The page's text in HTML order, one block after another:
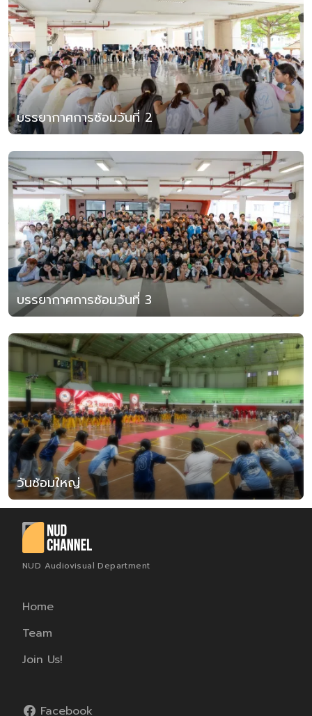
บรรยากาศการซ้อมวันที่ 2
บรรยากาศการซ้อมวันที่ 3
วันซ้อมใหญ่
NUD Audiovisual Department
Home
Team
Join Us!
Facebook